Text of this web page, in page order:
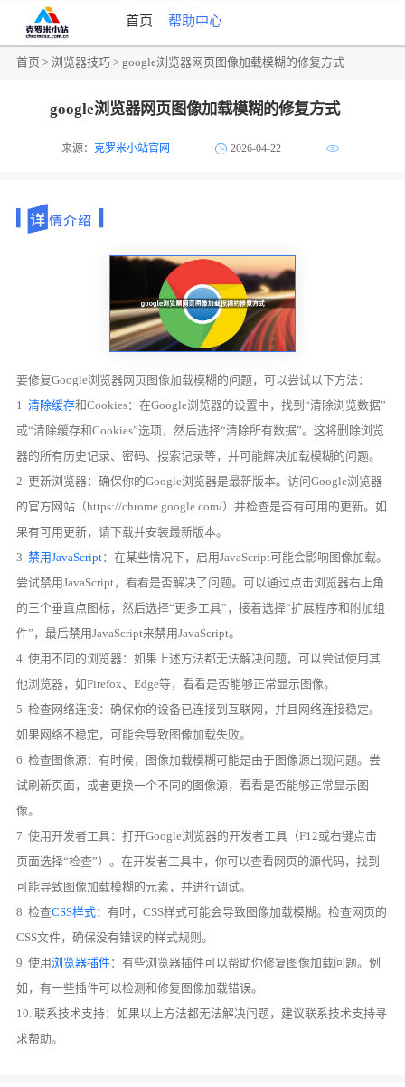
首页 帮助中心
首页 >浏览器技巧 > google浏览器网页图像加载模糊的修复方式
google浏览器网页图像加载模糊的修复方式
来源：克罗米小站官网 2026-04-22
要修复Google浏览器网页图像加载模糊的问题，可以尝试以下方法：
1.清除缓存和Cookies：在Google浏览器的设置中，找到“清除浏览数据”
或“清除缓存和Cookies”选项，然后选择“清除所有数据”。这将删除浏览
器的所有历史记录、密码、搜索记录等，并可能解决加载模糊的问题。
2. 更新浏览器：确保你的Google浏览器是最新版本。访问Google浏览器
的官方网站（https://chrome.google.com/）并检查是否有可用的更新。如
果有可用更新，请下载并安装最新版本。
3.禁用JavaScript：在某些情况下，启用JavaScript可能会影响图像加载。
尝试禁用JavaScript，看看是否解决了问题。可以通过点击浏览器右上角
的三个垂直点图标，然后选择“更多工具”，接着选择“扩展程序和附加组
件”，最后禁用JavaScript来禁用JavaScript。
4. 使用不同的浏览器：如果上述方法都无法解决问题，可以尝试使用其
他浏览器，如Firefox、Edge等，看看是否能够正常显示图像。
5. 检查网络连接：确保你的设备已连接到互联网，并且网络连接稳定。
如果网络不稳定，可能会导致图像加载失败。
6. 检查图像源：有时候，图像加载模糊可能是由于图像源出现问题。尝
试刷新页面，或者更换一个不同的图像源，看看是否能够正常显示图
像。
7. 使用开发者工具：打开Google浏览器的开发者工具（F12或右键点击
页面选择“检查”）。在开发者工具中，你可以查看网页的源代码，找到
可能导致图像加载模糊的元素，并进行调试。
8. 检查CSS样式：有时，CSS样式可能会导致图像加载模糊。检查网页的
CSS文件，确保没有错误的样式规则。
9. 使用浏览器插件：有些浏览器插件可以帮助你修复图像加载问题。例
如，有一些插件可以检测和修复图像加载错误。
10. 联系技术支持：如果以上方法都无法解决问题，建议联系技术支持寻
求帮助。